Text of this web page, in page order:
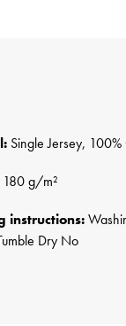
Single Jersey, 100%
g/m²
instructions:
Dry No